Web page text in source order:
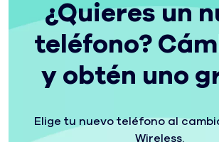
adicional, sin
requisitos
previos
México
y 15+ países
4, superscript . See footnote for
¿Quieres un
teléfono?
y obtén uno
Elige tu nuevo teléfono al
Wireless.